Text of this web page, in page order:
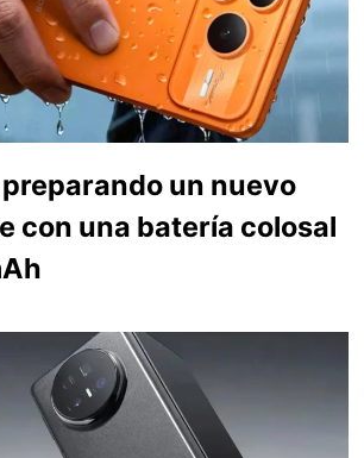
un nuevo
con una batería colosal